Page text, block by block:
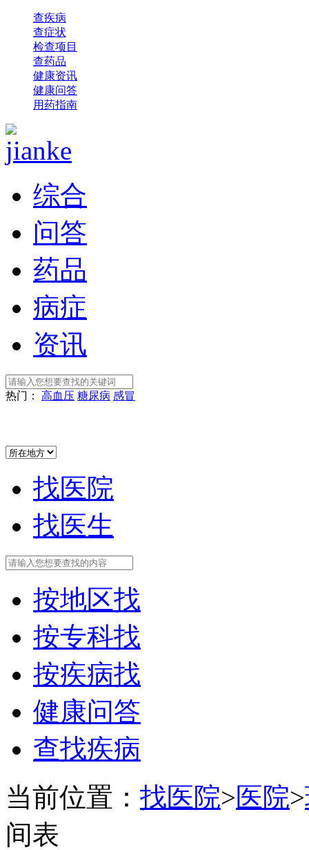
查疾病
查症状
检查项目
查药品
健康资讯
健康问答
用药指南
综合
问答
药品
病症
资讯
热门： 高血压 糖尿病 感冒
找医院
找医生
按地区找
按专科找
按疾病找
健康问答
查找疾病
当前位置： 找医院>医院>
间表